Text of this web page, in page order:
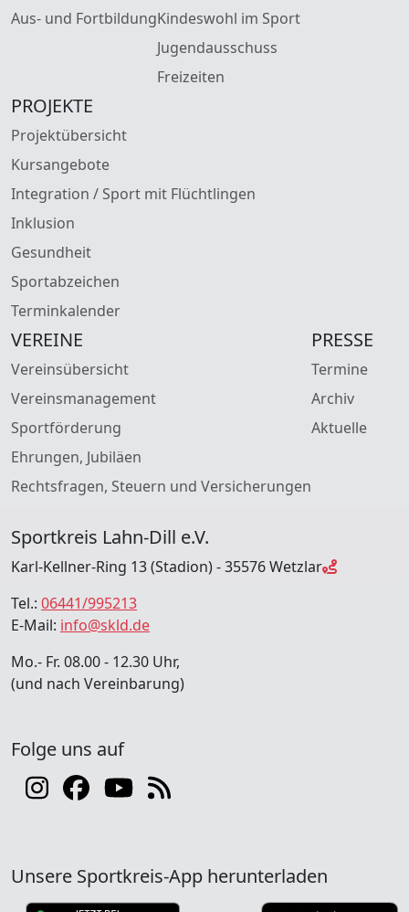
Aus- und FortbildungKindeswohl im Sport
Jugendausschuss
Freizeiten
PROJEKTE
Projektübersicht
Kursangebote
Integration / Sport mit Flüchtlingen
Inklusion
Gesundheit
Sportabzeichen
Terminkalender
VEREINE
Vereinsübersicht
Vereinsmanagement
Sportförderung
Ehrungen, Jubiläen
Rechtsfragen, Steuern und Versicherungen
PRESSE
Termine
Archiv
Aktuelle
Sportkreis Lahn-Dill e.V.
Karl-Kellner-Ring 13 (Stadion) - 35576 Wetzlar
Tel.: 06441/995213
E-Mail: info@skld.de
Mo.- Fr. 08.00 - 12.30 Uhr,
(und nach Vereinbarung)
Folge uns auf
Unsere Sportkreis-App herunterladen